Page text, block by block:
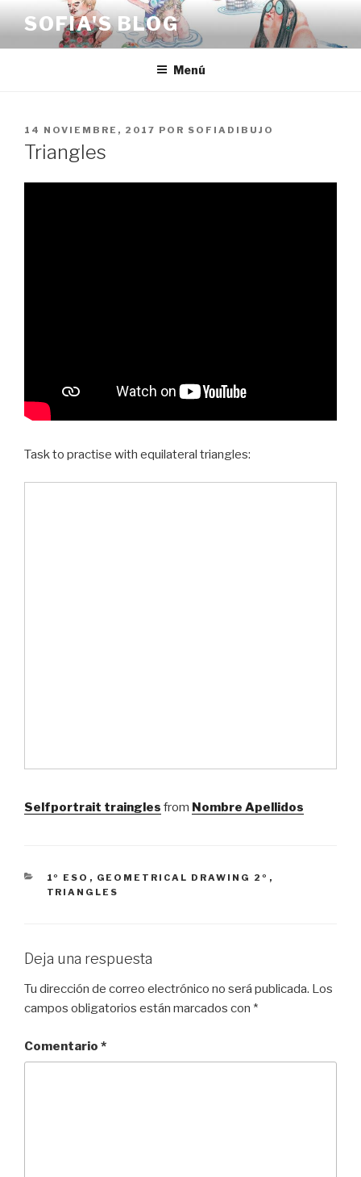
contenido
SOFIA'S BLOG
Menú
PUBLICADO
EL
14 NOVIEMBRE, 2017 POR SOFIADIBUJO
Triangles
Task to practise with equilateral triangles:
Selfportrait traingles from Nombre Apellidos
CATEGORÍAS
1º ESO , GEOMETRICAL DRAWING 2º ,
TRIANGLES
Deja una respuesta
Tu dirección de correo electrónico no será publicada. Los
campos obligatorios están marcados con *
Comentario *